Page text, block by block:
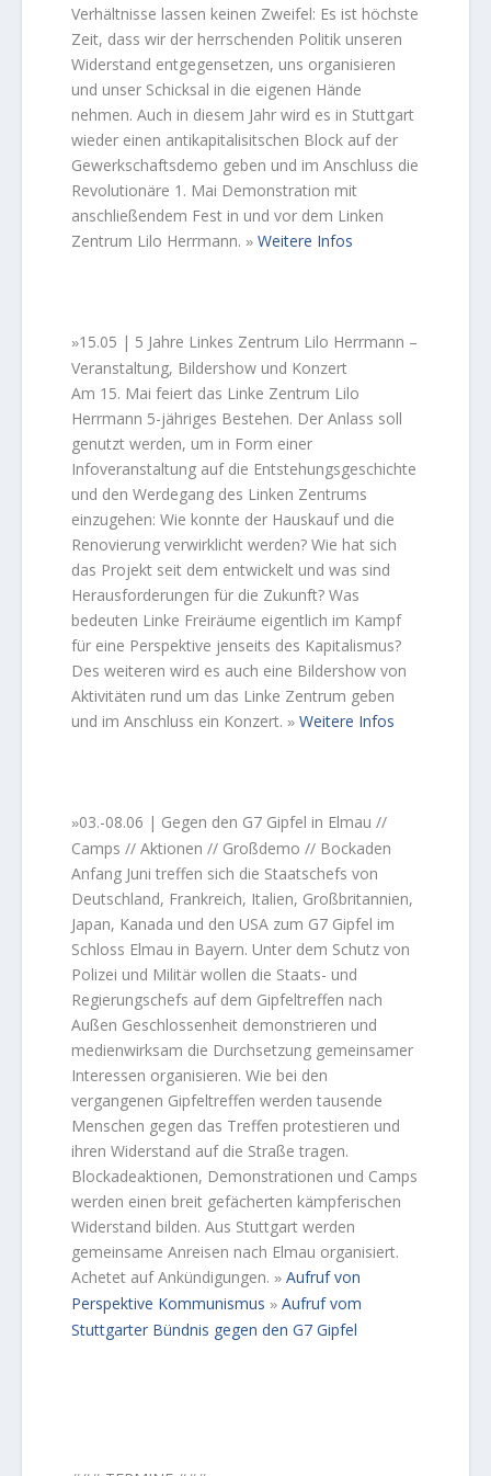
Verhältnisse lassen keinen Zweifel: Es ist höchste
Zeit, dass wir der herrschenden Politik unseren
Widerstand entgegensetzen, uns organisieren
und unser Schicksal in die eigenen Hände
nehmen. Auch in diesem Jahr wird es in Stuttgart
wieder einen antikapitalisitschen Block auf der
Gewerkschaftsdemo geben und im Anschluss die
Revolutionäre 1. Mai Demonstration mit
anschließendem Fest in und vor dem Linken
Zentrum Lilo Herrmann.» Weitere Infos
»15.05 | 5 Jahre Linkes Zentrum Lilo Herrmann –
Veranstaltung, Bildershow und Konzert
Am 15. Mai feiert das Linke Zentrum Lilo
Herrmann 5-jähriges Bestehen. Der Anlass soll
genutzt werden, um in Form einer
Infoveranstaltung auf die Entstehungsgeschichte
und den Werdegang des Linken Zentrums
einzugehen: Wie konnte der Hauskauf und die
Renovierung verwirklicht werden? Wie hat sich
das Projekt seit dem entwickelt und was sind
Herausforderungen für die Zukunft? Was
bedeuten Linke Freiräume eigentlich im Kampf
für eine Perspektive jenseits des Kapitalismus?
Des weiteren wird es auch eine Bildershow von
Aktivitäten rund um das Linke Zentrum geben
und im Anschluss ein Konzert.» Weitere Infos
»03.-08.06 | Gegen den G7 Gipfel in Elmau //
Camps // Aktionen // Großdemo // Bockaden
Anfang Juni treffen sich die Staatschefs von
Deutschland, Frankreich, Italien, Großbritannien,
Japan, Kanada und den USA zum G7 Gipfel im
Schloss Elmau in Bayern. Unter dem Schutz von
Polizei und Militär wollen die Staats- und
Regierungschefs auf dem Gipfeltreffen nach
Außen Geschlossenheit demonstrieren und
medienwirksam die Durchsetzung gemeinsamer
Interessen organisieren. Wie bei den
vergangenen Gipfeltreffen werden tausende
Menschen gegen das Treffen protestieren und
ihren Widerstand auf die Straße tragen.
Blockadeaktionen, Demonstrationen und Camps
werden einen breit gefächerten kämpferischen
Widerstand bilden. Aus Stuttgart werden
gemeinsame Anreisen nach Elmau organisiert.
Achetet auf Ankündigungen.» Aufruf von
Perspektive Kommunismus» Aufruf vom
Stuttgarter Bündnis gegen den G7 Gipfel